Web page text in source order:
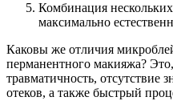
Комбинация
максимально
Каковы же отличия
перманентного макияжа?
травматичность, отсутствие
отеков, а также быстрый